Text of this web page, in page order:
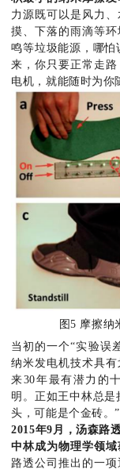
力源既可以是风力
摸、下落的雨滴等
鸣等垃圾能源，哪怕
来，你只要正常走
电机，就能随时为你
图5 摩擦纳
当初的一个“实验误
纳米发电机技术具
来30年最有潜力的
明。正如王中林总是
头，可能是个金砖。”
2015年9 月，汤森路
中林成为物理学领
路透公司推出的一